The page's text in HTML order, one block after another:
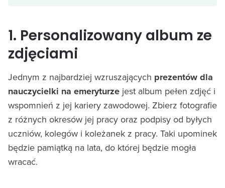
1. Personalizowany album ze
zdjęciami
Jednym z najbardziej wzruszających prezentów dla
nauczycielki na emeryturze jest album pełen zdjęć i
wspomnień z jej kariery zawodowej. Zbierz fotografie
z różnych okresów jej pracy oraz podpisy od byłych
uczniów, kolegów i koleżanek z pracy. Taki upominek
będzie pamiątką na lata, do której będzie mogła
wracać.